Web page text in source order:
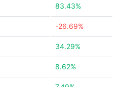
83.43%
-26.69%
34.29%
8.62%